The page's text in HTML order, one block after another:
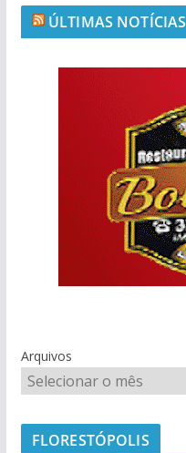
ÚLTIMAS NOTÍCIAS
Arquivos
FLORESTÓPOLIS